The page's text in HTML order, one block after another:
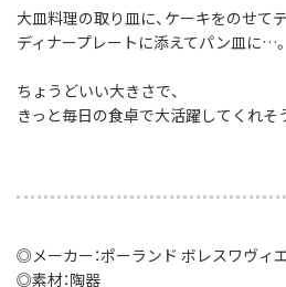
大皿料理の取り皿に、ケーキをのせて
ディナープレートに添えてパン皿に…。
ちょうどいい大きさで、
きっと毎日の食卓で大活躍してくれそ
◎メーカー：ポーランド ボレスワヴィエ
◎素材：陶器